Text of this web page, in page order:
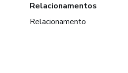
Relacionamentos
Relacionamento